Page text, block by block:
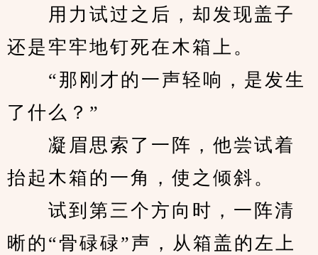
用力试过之后，却发现盖子
还是牢牢地钉死在木箱上。
“那刚才的一声轻响，是发生
了什么？”
凝眉思索了一阵，他尝试着
抬起木箱的一角，使之倾斜。
试到第三个方向时，一阵清
晰的“骨碌碌”声，从箱盖的左上